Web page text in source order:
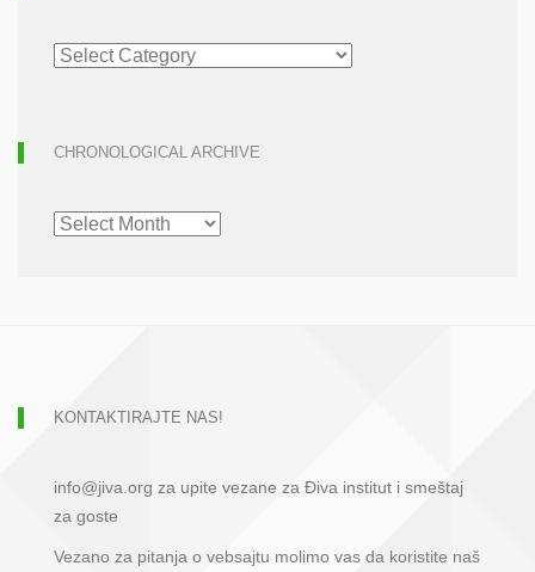
ARTICLE
ARCHIVE
CHRONOLOGICAL ARCHIVE
CHRONOLOGICAL
ARCHIVE
KONTAKTIRAJTE NAS!
info@jiva.org za upite vezane za Điva institut i smeštaj
za goste
Vezano za pitanja o vebsajtu molimo vas da koristite naš